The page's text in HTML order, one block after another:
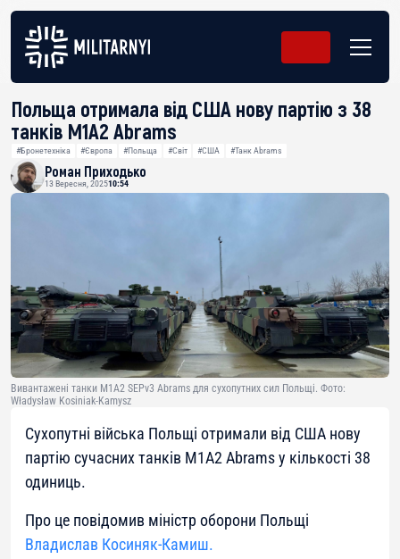
Польща отримала від США нову партію з 38
танків M1A2 Abrams
#Бронетехніка #Європа #Польща #Світ #США #Танк Abrams
Роман Приходько
13 Вересня, 202510:54
Вивантажені танки M1A2 SEPv3 Abrams для сухопутних сил Польщі. Фото:
Władysław Kosiniak-Kamysz
Сухопутні війська Польщі отримали від США нову
партію сучасних танків M1A2 Abrams у кількості 38
одиниць.
Про це повідомив міністр оборони Польщі
Владислав Косиняк-Камиш.